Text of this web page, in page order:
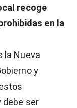
recoge
en la
la Nueva
y
debe ser